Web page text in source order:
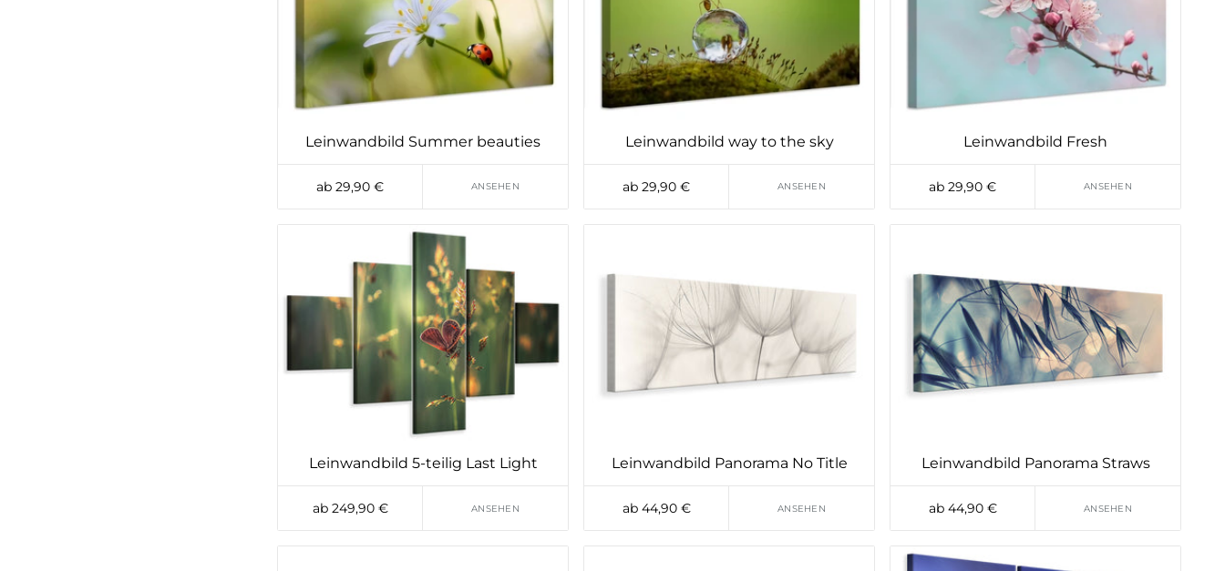
Leinwandbild Summer beauties
ab 29,90 € ANSEHEN
Leinwandbild way to the sky
ab 29,90 € ANSEHEN
Leinwandbild Fresh
ab 29,90 € ANSEHEN
Leinwandbild 5-teilig Last Light
ab 249,90 € ANSEHEN
Leinwandbild Panorama No Title
ab 44,90 € ANSEHEN
Leinwandbild Panorama Straws
ab 44,90 € ANSEHEN